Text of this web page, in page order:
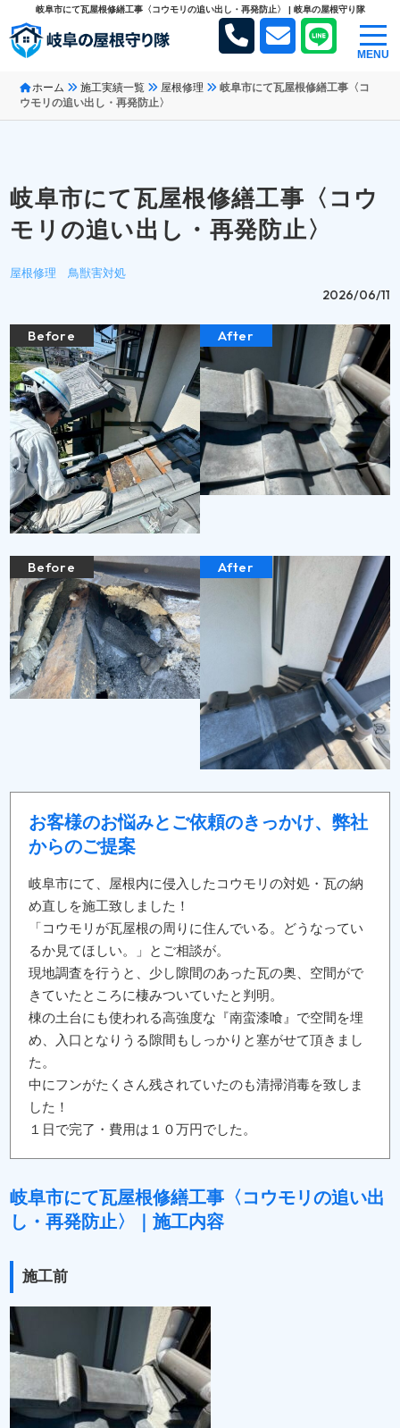
岐阜市にて瓦屋根修繕工事〈コウモリの追い出し・再発防止〉 | 岐阜の屋根守り隊
MENU
ホーム 施工実績一覧 屋根修理
岐阜市にて瓦屋根修繕工事〈コ
ウモリの追い出し・再発防止〉
岐阜市にて瓦屋根修繕工事〈コウ
モリの追い出し・再発防止〉
屋根修理 鳥獣害対処
2026/06/11
お客様のお悩みとご依頼のきっかけ、弊社
からのご提案
岐阜市にて、屋根内に侵入したコウモリの対処・瓦の納
め直しを施工致しました！
「コウモリが瓦屋根の周りに住んでいる。どうなってい
るか見てほしい。」とご相談が。
現地調査を行うと、少し隙間のあった瓦の奥、空間がで
きていたところに棲みついていたと判明。
棟の土台にも使われる高強度な『南蛮漆喰』で空間を埋
め、入口となりうる隙間もしっかりと塞がせて頂きまし
た。
中にフンがたくさん残されていたのも清掃消毒を致しま
した！
１日で完了・費用は１０万円でした。
岐阜市にて瓦屋根修繕工事〈コウモリの追い出
し・再発防止〉｜施工内容
施工前